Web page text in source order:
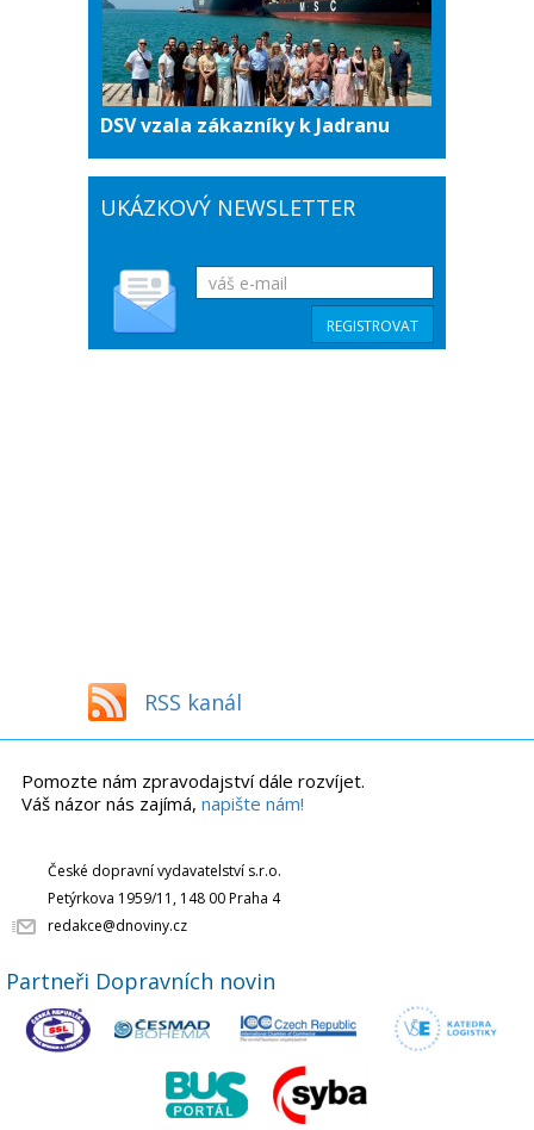
DSV vzala zákazníky k Jadranu
UKÁZKOVÝ NEWSLETTER
RSS kanál
Pomozte nám zpravodajství dále rozvíjet.
Váš názor nás zajímá, napište nám!
České dopravní vydavatelství s.r.o.
Petýrkova 1959/11, 148 00 Praha 4
redakce@dnoviny.cz
Partneři Dopravních novin